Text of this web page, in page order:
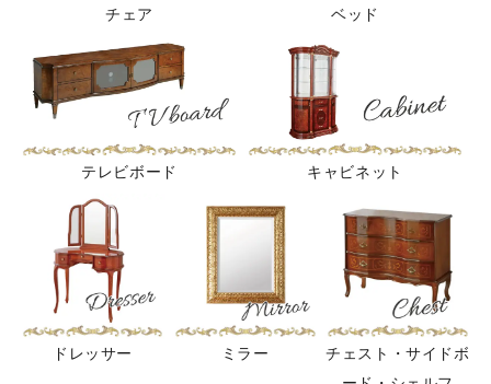
チェア ベッド
テレビボード キャビネット
ドレッサー ミラー
チェスト・サイドボ